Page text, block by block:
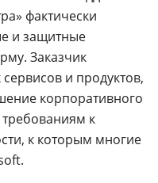
фактически
и защитные
Заказчик
и продуктов,
корпоративного
к
к которым многие